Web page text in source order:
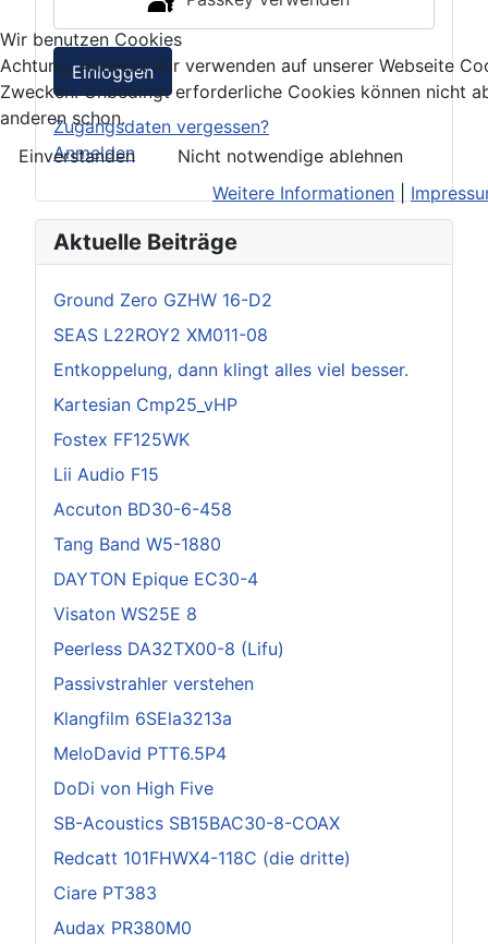
Einloggen
Zugangsdaten vergessen?
Anmelden
Aktuelle Beiträge
Ground Zero GZHW 16-D2
SEAS L22ROY2 XM011-08
Entkoppelung, dann klingt alles viel besser.
Kartesian Cmp25_vHP
Fostex FF125WK
Lii Audio F15
Accuton BD30-6-458
Tang Band W5-1880
DAYTON Epique EC30-4
Visaton WS25E 8
Peerless DA32TX00-8 (Lifu)
Passivstrahler verstehen
Klangfilm 6SEla3213a
MeloDavid PTT6.5P4
DoDi von High Five
SB-Acoustics SB15BAC30-8-COAX
Redcatt 101FHWX4-118C (die dritte)
Ciare PT383
Audax PR380M0
Wir benutzen Cookies
Achtung, Hinweis! Wir verwenden auf unserer Webseite
Zwecken. Unbedingt erforderliche Cookies können nicht
anderen schon.
Einverstanden
Nicht notwendige ablehnen
Weitere Informationen